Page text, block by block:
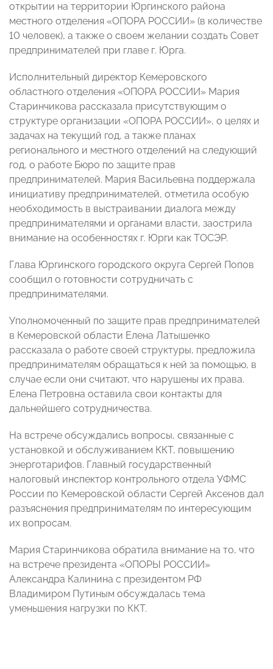
открытии на территории Юргинского района
местного отделения «ОПОРА РОССИИ» (в количестве
10 человек), а также о своем желании создать Совет
предпринимателей при главе г. Юрга.
Исполнительный директор Кемеровского
областного отделения «ОПОРА РОССИИ» Мария
Старинчикова рассказала присутствующим о
структуре организации «ОПОРА РОССИИ», о целях и
задачах на текущий год, а также планах
регионального и местного отделений на следующий
год, о работе Бюро по защите прав
предпринимателей. Мария Васильевна поддержала
инициативу предпринимателей, отметила особую
необходимость в выстраивании диалога между
предпринимателями и органами власти, заострила
внимание на особенностях г. Юрги как ТОСЭР.
Глава Юргинского городского округа Сергей Попов
сообщил о готовности сотрудничать с
предпринимателями.
Уполномоченный по защите прав предпринимателей
в Кемеровской области Елена Латышенко
рассказала о работе своей структуры, предложила
предпринимателям обращаться к ней за помощью, в
случае если они считают, что нарушены их права.
Елена Петровна оставила свои контакты для
дальнейшего сотрудничества.
На встрече обсуждались вопросы, связанные с
установкой и обслуживанием ККТ, повышению
энерготарифов. Главный государственный
налоговый инспектор контрольного отдела УФМС
России по Кемеровской области Сергей Аксенов дал
разъяснения предпринимателям по интересующим
их вопросам.
Мария Старинчикова обратила внимание на то, что
на встрече президента «ОПОРЫ РОССИИ»
Александра Калинина с президентом РФ
Владимиром Путиным обсуждалась тема
уменьшения нагрузки по ККТ.